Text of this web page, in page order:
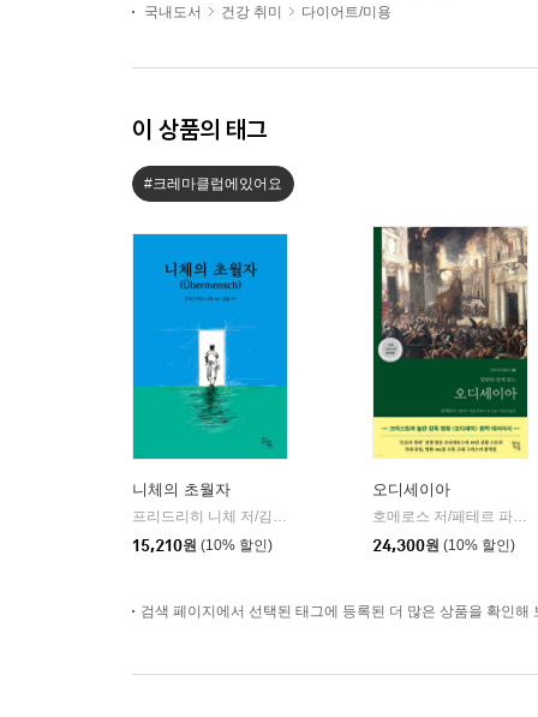
국내도서
건강 취미 다이어트/미용
이 상품의 태그
#크레마클럽에있어요
니체의 초월자
프리드리히 니체 저/김철 편역
15,210원 (10% 할인)
오디세이아
호메로스 저/페테르 파울 루벤스 그림/박문재 역
24,300원 (10% 할인)
검색 페이지에서 선택된 태그에 등록된 더 많은 상품을 확인해